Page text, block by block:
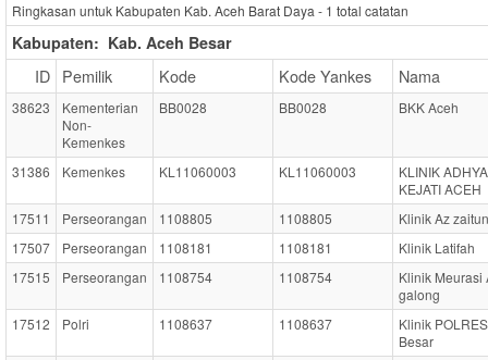
Ringkasan untuk Kabupaten Kab. Aceh Barat Daya - 1 total catatan
Kabupaten: Kab. Aceh Besar
ID Pemilik Kode Kode Yankes Nama
38623
Kementerian
Non-
Kemenkes
BB0028 BB0028 BKK Aceh
31386 Kemenkes KL11060003 KL11060003
KLINIK
KEJATI ACEH
17511
Perseorangan 1108805 1108805
Klinik Az zaitun
17507
Perseorangan 1108181 1108181
Klinik Latifah
17515
Perseorangan 1108754 1108754
Klinik Meurasi
galong
17512
Polri 1108637 1108637
Klinik
Besar